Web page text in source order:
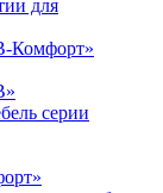
для
Комфорт»
серии